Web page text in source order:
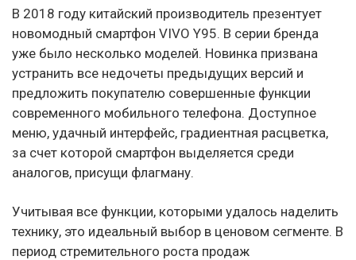
В 2018 году китайский производитель презентует
новомодный смартфон VIVO Y95. В серии бренда
уже было несколько моделей. Новинка призвана
устранить все недочеты предыдущих версий и
предложить покупателю совершенные функции
современного мобильного телефона. Доступное
меню, удачный интерфейс, градиентная расцветка,
за счет которой смартфон выделяется среди
аналогов, присущи флагману.
Учитывая все функции, которыми удалось наделить
технику, это идеальный выбор в ценовом сегменте. В
период стремительного роста продаж